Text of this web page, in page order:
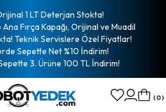
1 LT Deterjan Stokta!
Fırça Kapağı, Orijinal ve Muadil
Teknik Servislere Özel Fiyatlar!
Sepette Net %10 İndirim!
3. Ürüne 100 TL İndirim!
0